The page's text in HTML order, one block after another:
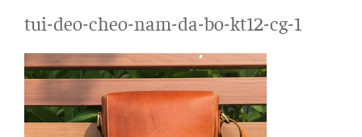
tui-deo-cheo-nam-da-bo-kt12-cg-1